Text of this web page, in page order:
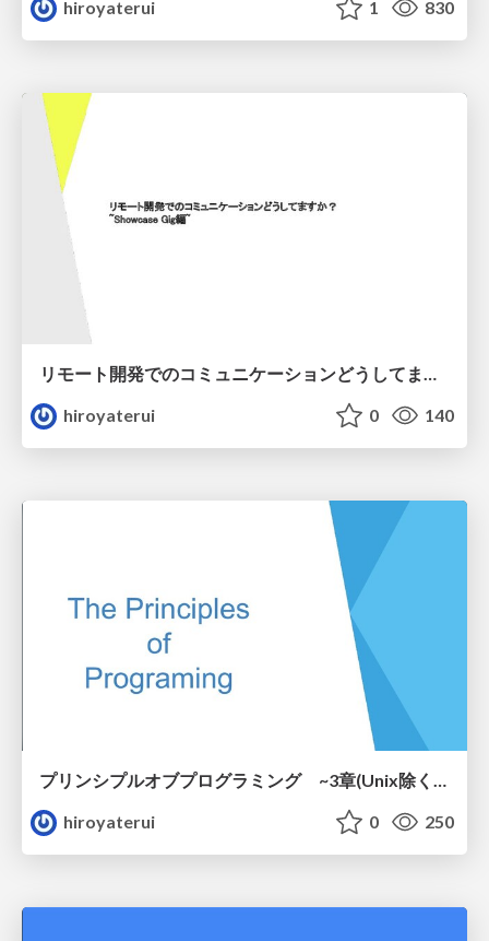
hiroyaterui 1 830
hiroyaterui
0 140
プリンシプルオブプログラミング ~3章(Unix除く)と7章~
hiroyaterui
0 250